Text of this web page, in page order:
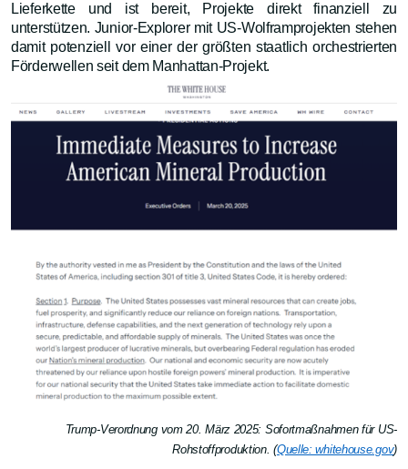
Lieferkette und ist bereit, Projekte direkt finanziell zu
unterstützen. Junior-Explorer mit US-Wolframprojekten stehen
damit potenziell vor einer der größten staatlich orchestrierten
Förderwellen seit dem Manhattan-Projekt.
Trump-Verordnung vom 20. März 2025: Sofortmaßnahmen für US-
Rohstoffproduktion. (Quelle: whitehouse.gov)